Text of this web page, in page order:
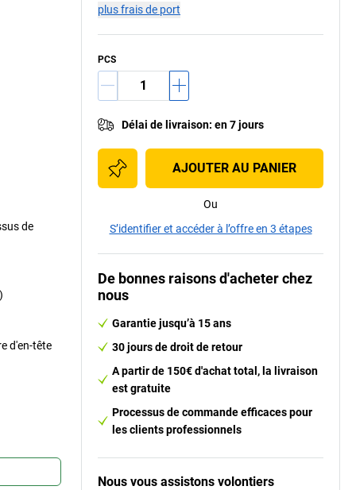
de
d'en-tête
plus frais de port
PCS
Délai de livraison: en 7 jours
AJOUTER AU PANIER
Ou
S’identifier et accéder à l’offre en 3 étapes
De bonnes raisons d'acheter chez
nous
Garantie jusqu’à 15 ans
30 jours de droit de retour
A partir de 150€ d'achat total, la livraison
est gratuite
Processus de commande efficaces pour
les clients professionnels
Nous vous assistons volontiers